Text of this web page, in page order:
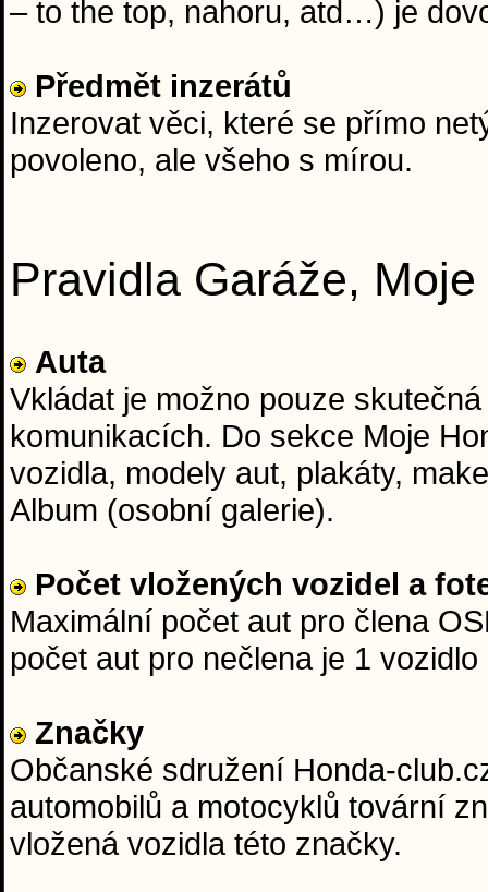
– to the top, nahoru, atd…) je
Předmět inzerátů
Inzerovat věci, které se přímo
povoleno, ale všeho s mírou.
Pravidla Garáže,
Auta
Vkládat je možno pouze
komunikacích. Do sekce Moje
vozidla, modely aut, plakáty,
Album (osobní galerie).
Počet vložených vozidel a
Maximální počet aut pro člena
počet aut pro nečlena je 1 vozidlo
Značky
Občanské sdružení Honda-
automobilů a motocyklů tovární
vložená vozidla této značky.